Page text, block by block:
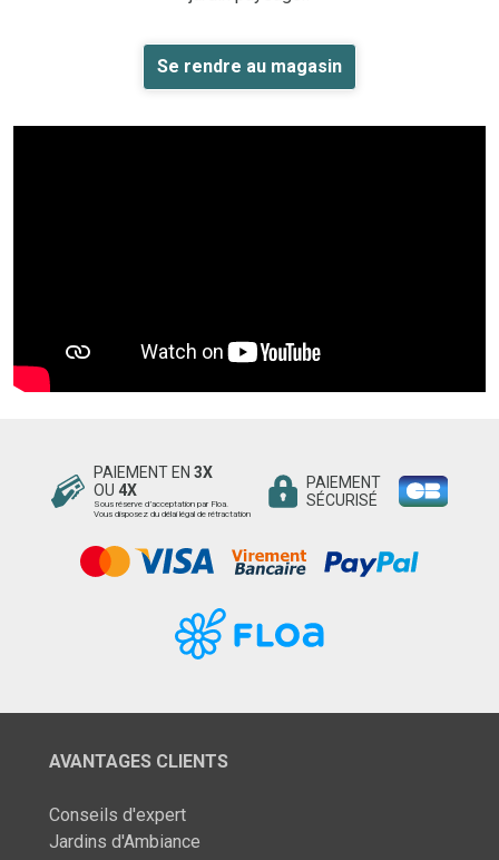
Se rendre au magasin
PAIEMENT EN 3X
OU 4X
Sous réserve d’acceptation par Floa.
Vous disposez du délai légal de rétractation
PAIEMENT
SÉCURISÉ
AVANTAGES CLIENTS
Conseils d'expert
Jardins d'Ambiance